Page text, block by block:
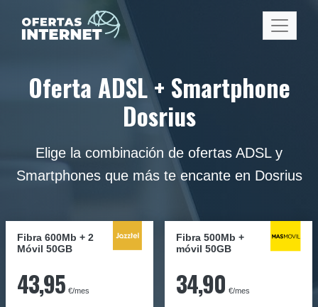
Oferta ADSL + Smartphone
Dosrius
Elige la combinación de ofertas ADSL y
Smartphones que más te encante en Dosrius
Fibra 600Mb + 2
Móvil 50GB
43,95 €/mes
Fibra 500Mb +
móvil 50GB
34,90 €/mes